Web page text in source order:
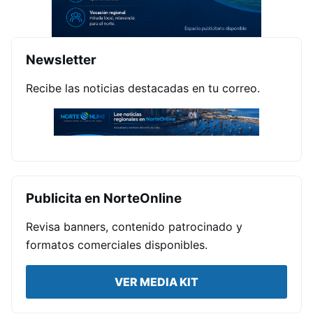
Newsletter
Recibe las noticias destacadas en tu correo.
Publicita en NorteOnline
Revisa banners, contenido patrocinado y
formatos comerciales disponibles.
VER MEDIA KIT